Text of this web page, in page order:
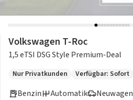
Volkswagen T-Roc
1,5 eTSI DSG Style Premium-Deal
Nur Privatkunden Verfügbar: Sofort
Benzin
Neuwagen
Automatik